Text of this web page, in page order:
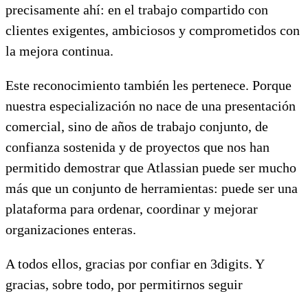
precisamente ahí: en el trabajo compartido con
clientes exigentes, ambiciosos y comprometidos con
la mejora continua.
Este reconocimiento también les pertenece. Porque
nuestra especialización no nace de una presentación
comercial, sino de años de trabajo conjunto, de
confianza sostenida y de proyectos que nos han
permitido demostrar que Atlassian puede ser mucho
más que un conjunto de herramientas: puede ser una
plataforma para ordenar, coordinar y mejorar
organizaciones enteras.
A todos ellos, gracias por confiar en 3digits. Y
gracias, sobre todo, por permitirnos seguir